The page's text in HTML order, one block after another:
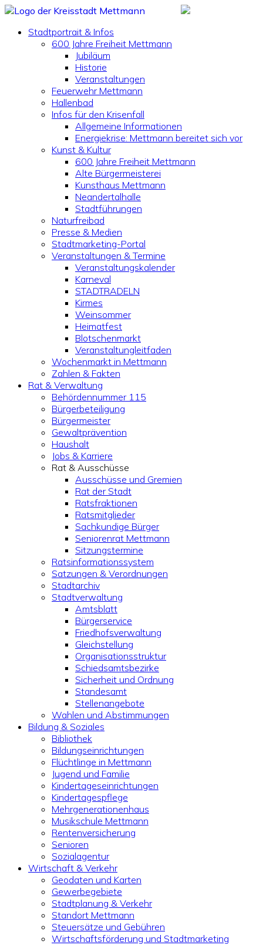
Stadtportrait & Infos
600 Jahre Freiheit Mettmann
Jubiläum
Historie
Veranstaltungen
Feuerwehr Mettmann
Hallenbad
Infos für den Krisenfall
Allgemeine Informationen
Energiekrise: Mettmann bereitet sich vor
Kunst & Kultur
600 Jahre Freiheit Mettmann
Alte Bürgermeisterei
Kunsthaus Mettmann
Neandertalhalle
Stadtführungen
Naturfreibad
Presse & Medien
Stadtmarketing-Portal
Veranstaltungen & Termine
Veranstaltungskalender
Karneval
STADTRADELN
Kirmes
Weinsommer
Heimatfest
Blotschenmarkt
Veranstaltungleitfaden
Wochenmarkt in Mettmann
Zahlen & Fakten
Rat & Verwaltung
Behördennummer 115
Bürgerbeteiligung
Bürgermeister
Gewaltprävention
Haushalt
Jobs & Karriere
Rat & Ausschüsse
Ausschüsse und Gremien
Rat der Stadt
Ratsfraktionen
Ratsmitglieder
Sachkundige Bürger
Seniorenrat Mettmann
Sitzungstermine
Ratsinformationssystem
Satzungen & Verordnungen
Stadtarchiv
Stadtverwaltung
Amtsblatt
Bürgerservice
Friedhofsverwaltung
Gleichstellung
Organisationsstruktur
Schiedsamtsbezirke
Sicherheit und Ordnung
Standesamt
Stellenangebote
Wahlen und Abstimmungen
Bildung & Soziales
Bibliothek
Bildungseinrichtungen
Flüchtlinge in Mettmann
Jugend und Familie
Kindertageseinrichtungen
Kindertagespflege
Mehrgenerationenhaus
Musikschule Mettmann
Rentenversicherung
Senioren
Sozialagentur
Wirtschaft & Verkehr
Geodaten und Karten
Gewerbegebiete
Stadtplanung & Verkehr
Standort Mettmann
Steuersätze und Gebühren
Wirtschaftsförderung und Stadtmarketing